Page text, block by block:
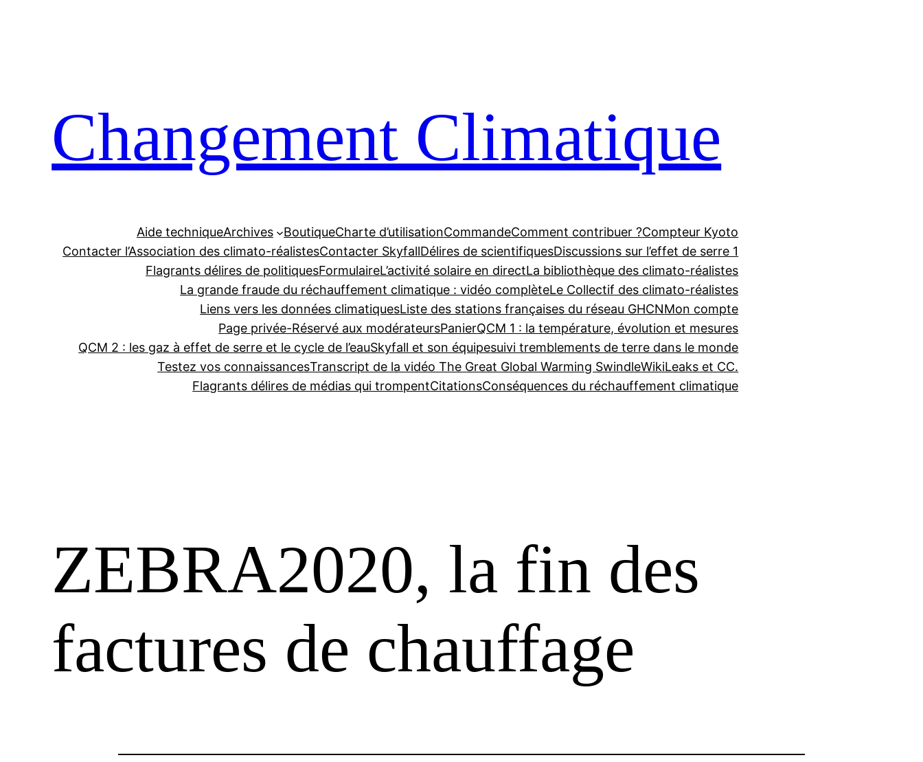
Changement Climatique
Aide techniqueArchives BoutiqueCharte d’utilisationCommandeComment contribuer ?Compteur Kyoto
Contacter l’Association des climato-réalistesContacter SkyfallDélires de scientifiquesDiscussions sur l’effet de serre 1
Flagrants délires de politiquesFormulaireL’activité solaire en directLa bibliothèque des climato-réalistes
La grande fraude du réchauffement climatique : vidéo complèteLe Collectif des climato-réalistes
Liens vers les données climatiquesListe des stations françaises du réseau GHCNMon compte
Page privée-Réservé aux modérateursPanierQCM 1 : la température, évolution et mesures
QCM 2 : les gaz à effet de serre et le cycle de l’eauSkyfall et son équipesuivi tremblements de terre dans le monde
Testez vos connaissancesTranscript de la vidéo The Great Global Warming SwindleWikiLeaks et CC.
Flagrants délires de médias qui trompentCitationsConséquences du réchauffement climatique
ZEBRA2020, la fin des
factures de chauffage